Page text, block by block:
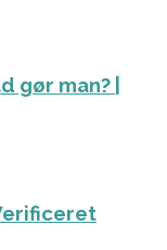
gør man? |